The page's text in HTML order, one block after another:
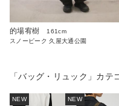
的場宥樹
161cm
スノーピーク 久屋大通公園
「バッグ・リュック」カテ
NEW NEW